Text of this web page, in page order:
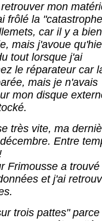
mon
frôlé la
car il y a bien
mais j'avoue
tout lorsque j'ai
le réparateur car
mais je n'avais
mon disque
très vite, ma
Entre
Frimousse a trouvé
et j'ai
trois pattes" parce